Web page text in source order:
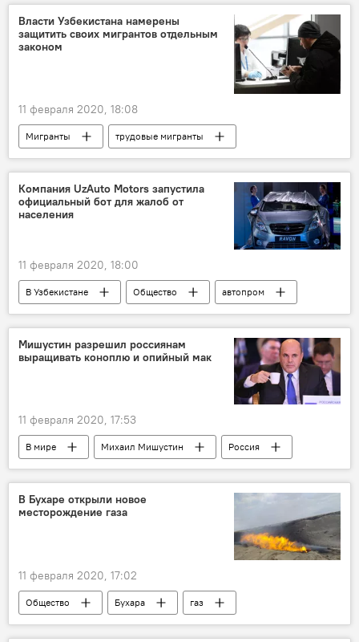
проект закона
Власти Узбекистана намерены
защитить своих мигрантов отдельным
законом
11 февраля 2020, 18:08
Мигранты
трудовые мигранты
Узбекистан
проект закона
Компания UzAuto Motors запустила
официальный бот для жалоб от
населения
11 февраля 2020, 18:00
В Узбекистане Общество
автопром
UzAuto Motors
бот жалоба
Мишустин разрешил россиянам
выращивать коноплю и опийный мак
11 февраля 2020, 17:53
В мире Михаил Мишустин
Россия
растение
наркотики выращивание
В Бухаре открыли новое
месторождение газа
11 февраля 2020, 17:02
Общество Бухара
газ
Узбекистан